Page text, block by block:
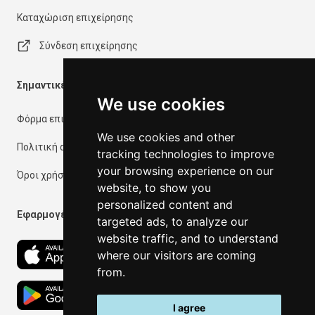
We use cookies
We use cookies and other
tracking technologies to improve
your browsing experience on our
website, to show you
personalized content and
targeted ads, to analyze our
website traffic, and to understand
where our visitors are coming
from.
I agree
Καταχώριση επιχείρησης
Σύνδεση επιχείρησης
Σημαντικές πληροφορίες
Φόρμα επικοινωνίας
Πολιτική απορρήτου
Όροι χρήσης
Εφαρμογές